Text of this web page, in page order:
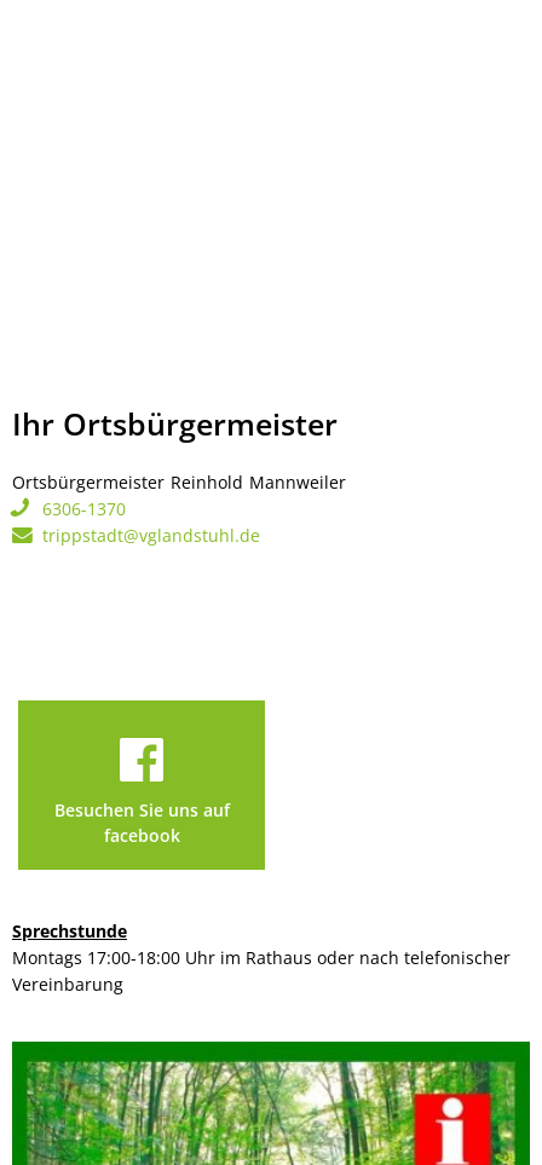
Ihr Ortsbürgermeister
Ortsbürgermeister Reinhold Mannweiler
6306-1370
trippstadt@vglandstuhl.de
Besuchen Sie uns auf
facebook
Sprechstunde
Montags 17:00-18:00 Uhr im Rathaus oder nach telefonischer
Vereinbarung